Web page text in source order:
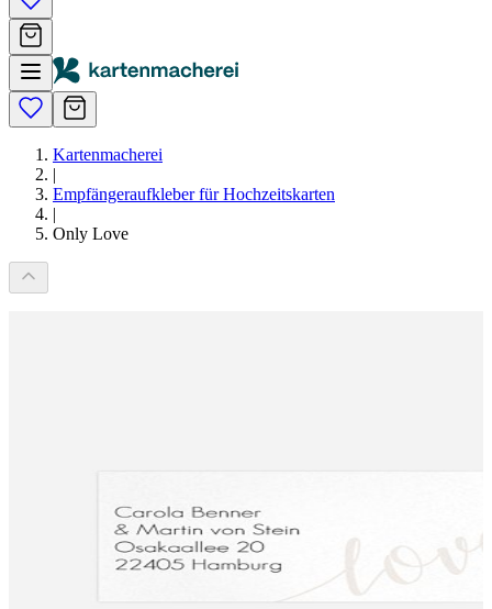
Kartenmacherei
|
Empfängeraufkleber für Hochzeitskarten
|
Only Love